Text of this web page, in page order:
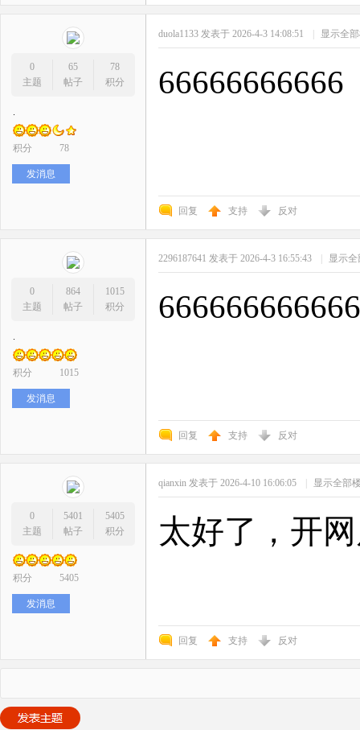
0
主题
65
帖子
78
积分
积分 78
发消息
duola1133 发表于 2026-4-3 14:08:51 | 显示全
66666666666
回复 支持 反对
0
主题
864
帖子
1015
积分
积分 1015
发消息
2296187641 发表于 2026-4-3 16:55:43 | 显示
回复 支持 反对
0
主题
5401
帖子
5405
积分
积分 5405
发消息
qianxin 发表于 2026-4-10 16:06:05 | 显示全部
太好了，开
回复 支持 反对